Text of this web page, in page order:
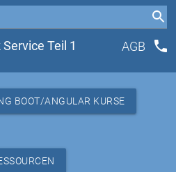
Teil 1 AGB phone
BOOT/ANGULAR KURSE